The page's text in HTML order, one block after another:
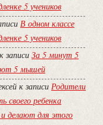
5 учеников
В одном классе
5 учеников
к записи За 5 минут 5
5 мышей
к записи Родители
своего ребенка
делают для этого